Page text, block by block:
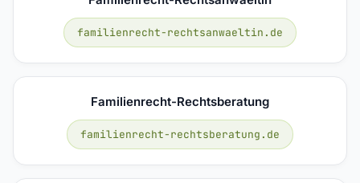
familienrecht-rechtsanwaeltin.de
Familienrecht-Rechtsberatung
familienrecht-rechtsberatung.de